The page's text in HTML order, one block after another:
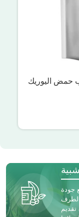
حمض اليوريك
جودة
الطرف
تقديم